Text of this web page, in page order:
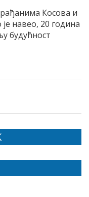
Косова и
навео, 20 година
будућност